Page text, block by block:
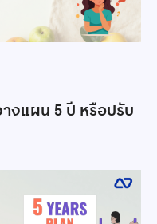
งแผน 5 ปี หรือปรับ